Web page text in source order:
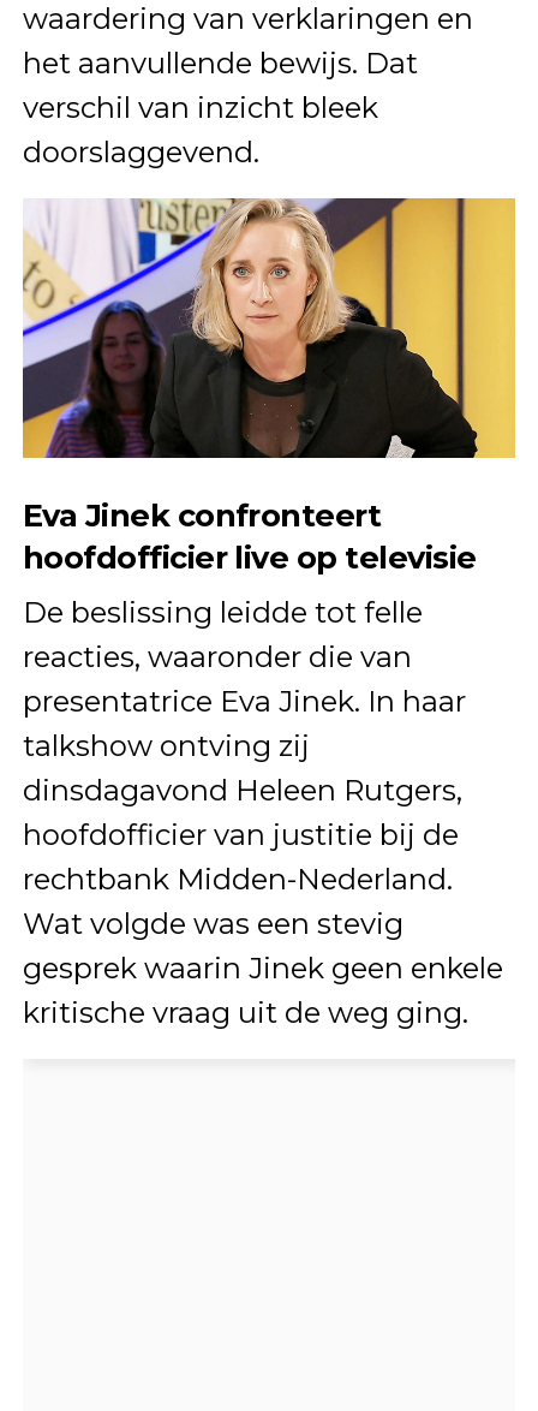
waardering van verklaringen en
het aanvullende bewijs. Dat
verschil van inzicht bleek
doorslaggevend.
Eva Jinek confronteert
hoofdofficier live op televisie
De beslissing leidde tot felle
reacties, waaronder die van
presentatrice Eva Jinek. In haar
talkshow ontving zij
dinsdagavond Heleen Rutgers,
hoofdofficier van justitie bij de
rechtbank Midden-Nederland.
Wat volgde was een stevig
gesprek waarin Jinek geen enkele
kritische vraag uit de weg ging.